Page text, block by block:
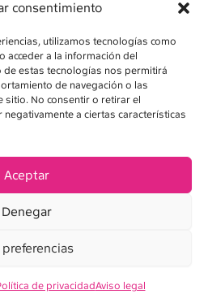
consentimiento
utilizamos tecnologías como
acceder a la información del
estas tecnologías nos permitirá
de navegación o las
sitio. No consentir o retirar el
a ciertas características
Aceptar
Denegar
preferencias
de privacidadAviso legal